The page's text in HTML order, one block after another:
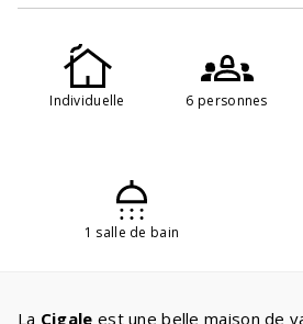
Individuelle 6 personnes
1 salle de bain
La Cigale est une belle maison de